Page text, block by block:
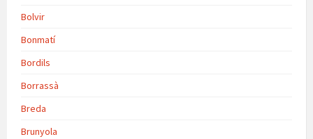
Bolvir
Bonmatí
Bordils
Borrassà
Breda
Brunyola